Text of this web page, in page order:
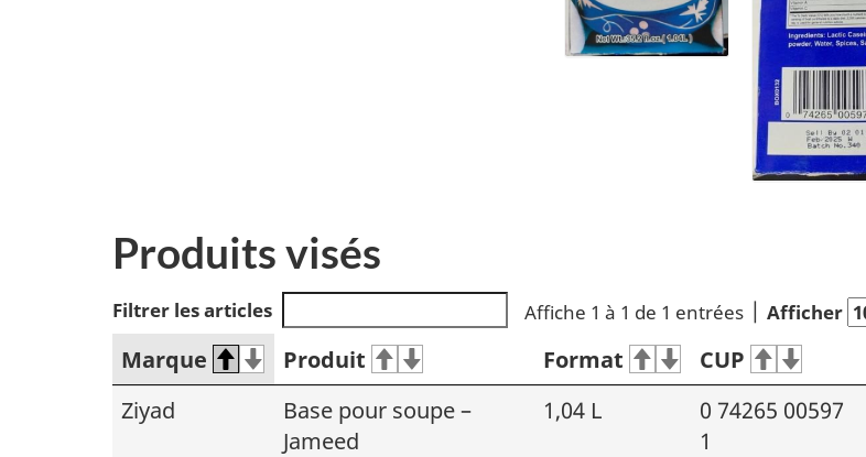
Produits visés
Filtrer les articles Affiche 1 à 1 de 1 entrées Afficher
Marque Produit Format CUP
Ziyad
Base pour soupe –
Jameed
1,04 L
0 74265 00597
1